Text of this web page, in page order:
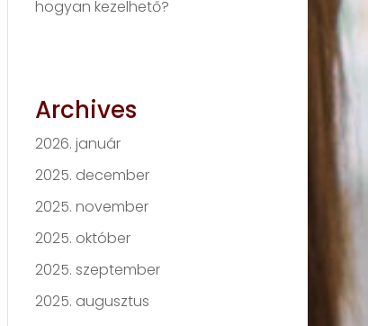
hogyan kezelhető?
Archives
2026. január
2025. december
2025. november
2025. október
2025. szeptember
2025. augusztus